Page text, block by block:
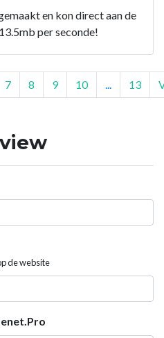
en kon direct aan de
per seconde!
7 8 9 10 13
de website